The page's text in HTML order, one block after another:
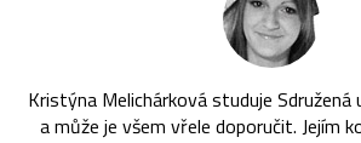
Kristýna Melichárková studuje Sdružená
a může je všem vřele doporučit. Jejím